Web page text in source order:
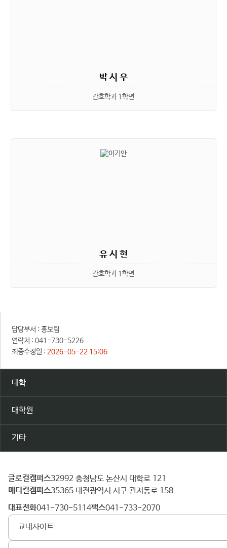
박 시 우
간호학과 1학년
유 시 현
간호학과 1학년
담당부서 : 홍보팀
연락처 : 041-730-5226
최종수정일 : 2026-05-22 15:06
대학
대학원
기타
건
양
대
학
글로컬캠퍼스 32992 충청남도 논산시 대학로 121
메디컬캠퍼스 35365 대전광역시 서구 관저동로 158
대표전화 041-730-5114 팩스 041-733-2070
교내사이트